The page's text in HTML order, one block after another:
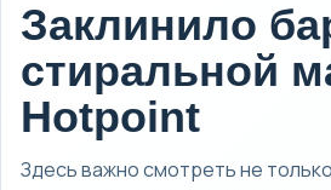
дом по Москве и Московской области.
Заклинило
стиральной
Hotpoint
Здесь важно смотреть не